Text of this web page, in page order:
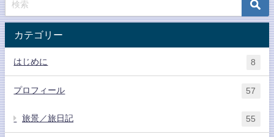
カテゴリー
はじめに 8
プロフィール 57
旅景／旅日記 55